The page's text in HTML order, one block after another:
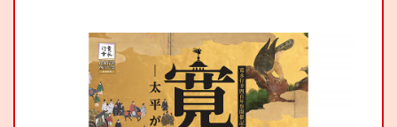
カレーが好き
京都おやつクラブ